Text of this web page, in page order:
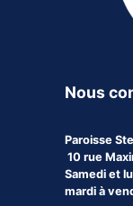
Nous
Paroisse
10 rue
Samedi et
mardi à